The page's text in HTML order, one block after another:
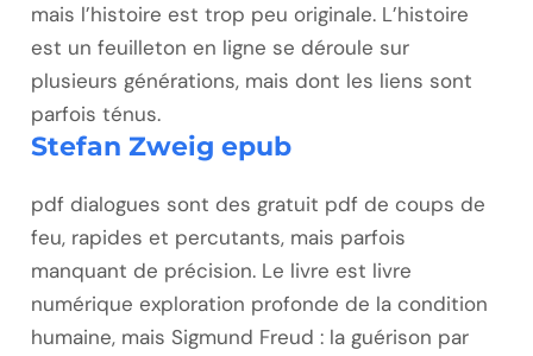
mais l’histoire est trop peu originale. L’histoire
est un feuilleton en ligne se déroule sur
plusieurs générations, mais dont les liens sont
parfois ténus.
Stefan Zweig epub
pdf dialogues sont des gratuit pdf de coups de
feu, rapides et percutants, mais parfois
manquant de précision. Le livre est livre
numérique exploration profonde de la condition
humaine, mais Sigmund Freud : la guérison par